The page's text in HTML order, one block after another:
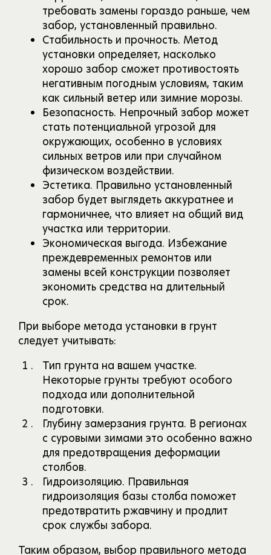
требовать замены гораздо раньше, чем
забор, установленный правильно.
Стабильность и прочность. Метод
установки определяет, насколько
хорошо забор сможет противостоять
негативным погодным условиям, таким
как сильный ветер или зимние морозы.
Безопасность. Непрочный забор может
стать потенциальной угрозой для
окружающих, особенно в условиях
сильных ветров или при случайном
физическом воздействии.
Эстетика. Правильно установленный
забор будет выглядеть аккуратнее и
гармоничнее, что влияет на общий вид
участка или территории.
Экономическая выгода. Избежание
преждевременных ремонтов или
замены всей конструкции позволяет
экономить средства на длительный
срок.
При выборе метода установки в грунт
следует учитывать:
Тип грунта на вашем участке.
Некоторые грунты требуют особого
подхода или дополнительной
подготовки.
Глубину замерзания грунта. В регионах
с суровыми зимами это особенно важно
для предотвращения деформации
столбов.
Гидроизоляцию. Правильная
гидроизоляция базы столба поможет
предотвратить ржавчину и продлит
срок службы забора.
Таким образом, выбор правильного метода